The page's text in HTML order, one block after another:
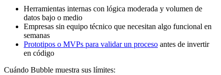
Herramientas internas con lógica moderada y volumen de
datos bajo o medio
Empresas sin equipo técnico que necesitan algo funcional en
semanas
Prototipos o MVPs para validar un proceso antes de invertir
en código
Cuándo Bubble muestra sus límites: